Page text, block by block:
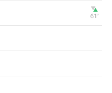
61‎’‎